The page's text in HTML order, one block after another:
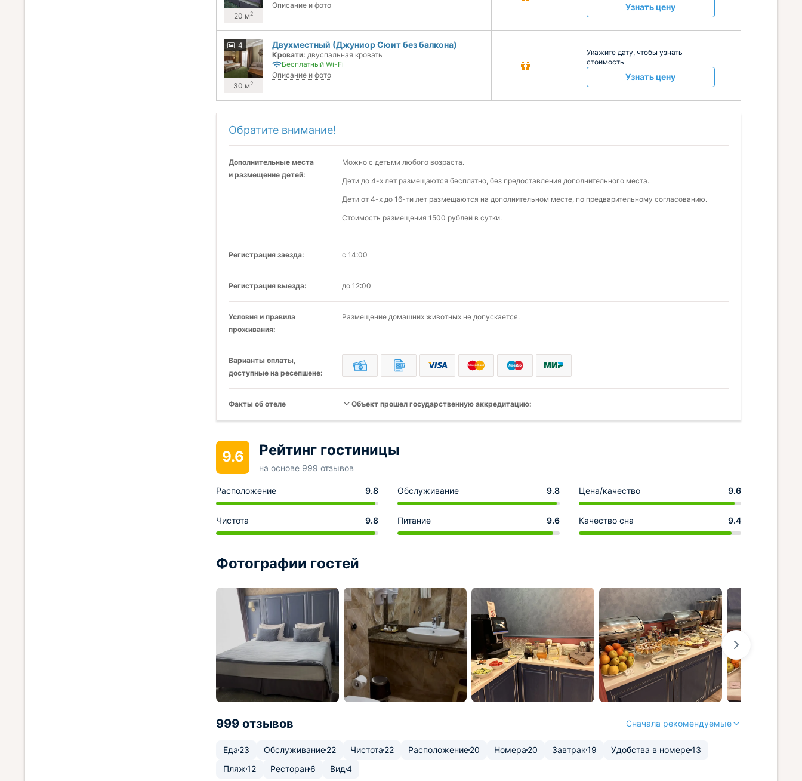
20 м2
Описание и фото
Узнать цену
4
30 м2
Двухместный (Джуниор Сюит без балкона)
Кровати: двуспальная кровать
Бесплатный Wi-Fi
Описание и фото
Укажите дату, чтобы узнать
стоимость
Узнать цену
Обратите внимание!
Дополнительные места
и размещение детей:
Можно с детьми любого возраста.
Дети до 4-х лет размещаются бесплатно, без предоставления дополнительного места.
Дети от 4-х до 16-ти лет размещаются на дополнительном месте, по предварительному согласованию.
Стоимость размещения 1500 рублей в сутки.
Регистрация заезда: с 14:00
Регистрация выезда: до 12:00
Условия и правила
проживания:
Размещение домашних животных не допускается.
Варианты оплаты,
доступные на ресепшене:
Факты об отеле Объект прошел государственную аккредитацию:
9.6 Рейтинг гостиницы
на основе 999 отзывов
Расположение 9.8 Обслуживание 9.8 Цена/качество 9.6
Чистота 9.8 Питание 9.6 Качество сна 9.4
Фотографии гостей
999 отзывов Сначала рекомендуемые
Еда 23 Обслуживание22 Чистота 22 Расположение20 Номера 20 Завтрак19 Удобства в номере13
Пляж12 Ресторан 6 Вид4